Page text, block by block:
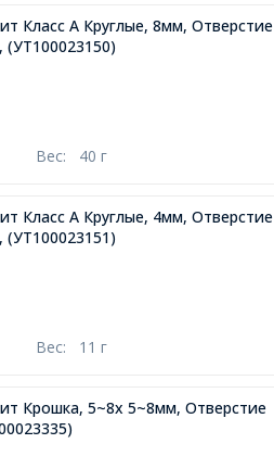
Класс А Круглые, 8мм, Отверстие
(УТ100023150)
Вес: 40 г
Класс А Круглые, 4мм, Отверстие
(УТ100023151)
Вес: 11 г
Крошка, 5~8х 5~8мм, Отверстие